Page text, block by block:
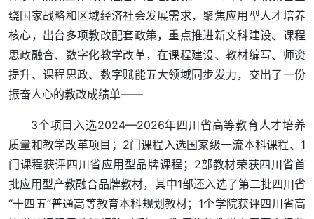
绕国家战略和区域经济社会发展需求，聚焦应用型人才培养
核心，出台多项教改配套政策，重点推进新文科建设、课程
思政融合、数字化教学改革，在课程建设、教材编写、师资
提升、课程思政、数字赋能五大领域同步发力，交出了一份
振奋人心的教改成绩单——
3个项目入选2024—2026年四川省高等教育人才培养
质量和教学改革项目；2门课程入选国家级一流本科课程、1
门课程获评四川省应用型品牌课程；2部教材荣获四川省首
批应用型产教融合品牌教材，其中1部还入选了第二批四川省
“十四五”普通高等教育本科规划教材；1个学院获评四川省高